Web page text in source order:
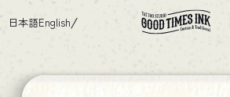
日本語English